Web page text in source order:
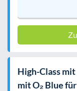
High-Class
mit O₂ Blue